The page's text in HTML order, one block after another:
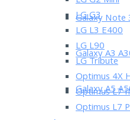
Galaxy
Galaxy A3
Galaxy A5
LG G3
LG L3 E400
LG L90
LG Tribute
Optimus 4X
Optimus L7
Optimus L7